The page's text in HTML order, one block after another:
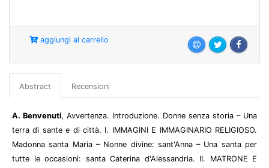
aggiungi al carrello
Abstract Recensioni
A. Benvenuti, Avvertenza. Introduzione. Donne senza storia – Una
terra di sante e di città. I. IMMAGINI E IMMAGINARIO RELIGIOSO.
Madonna santa Maria – Nonne divine: sant'Anna – Una santa per
tutte le occasioni: santa Caterina d'Alessandria. II. MATRONE E